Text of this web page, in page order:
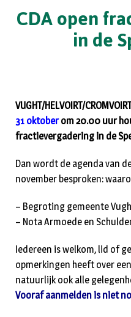
CDA open
in de
VUGHT/HELVOIRT/
31 oktoberom 20.00 uur
fractievergadering in de
Dan wordt de agenda van
november besproken:
– Begroting gemeente
– Nota Armoede en
Iedereen is welkom, lid of
opmerkingen heeft over
natuurlijk ook alle
Vooraf aanmelden is niet